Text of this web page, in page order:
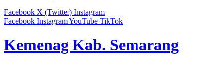
Facebook X (Twitter) Instagram
Facebook InstagramYouTube TikTok
Kemenag Kab. Semarang